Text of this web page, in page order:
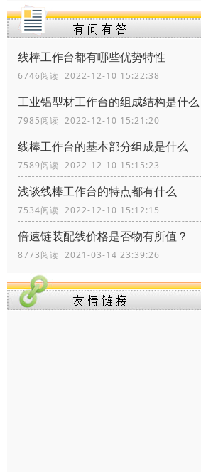
线棒工作台都有哪些优势特性
6746阅读 2022-12-10 15:22:38
工业铝型材工作台的组成结构是什么
7985阅读 2022-12-10 15:21:20
线棒工作台的基本部分组成是什么
7589阅读 2022-12-10 15:15:23
浅谈线棒工作台的特点都有什么
7534阅读 2022-12-10 15:12:15
倍速链装配线价格是否物有所值？
8773阅读 2021-03-14 23:39:26